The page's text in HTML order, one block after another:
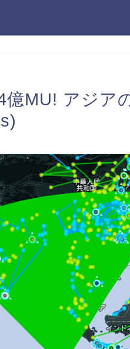
億MU! アジア